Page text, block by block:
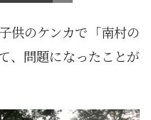
供のケンカで「南村の
、問題になったことが